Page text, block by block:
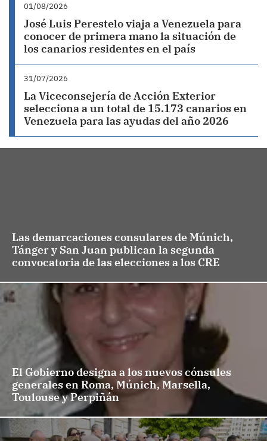
01/08/2026
José Luis Perestelo viaja a Venezuela para
conocer de primera mano la situación de
los canarios residentes en el país
31/07/2026
La Viceconsejería de Acción Exterior
selecciona a un total de 15.173 canarios en
Venezuela para las ayudas del año 2026
Las demarcaciones consulares de Múnich,
Tánger y San Juan publican la segunda
convocatoria de las elecciones a los CRE
El Gobierno designa a los nuevos cónsules
generales en Roma, Múnich, Marsella,
Toulouse y Perpiñán